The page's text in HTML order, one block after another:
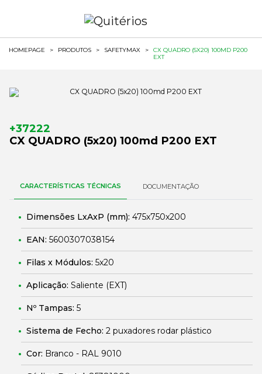
HOMEPAGE > PRODUTOS > SAFETYMAX >
CX QUADRO (5X20) 100MD P200
EXT
+37222
CX QUADRO (5x20) 100md P200 EXT
CARACTERÍSTICAS TÉCNICAS DOCUMENTAÇÃO
Dimensões LxAxP (mm): 475x750x200
EAN: 5600307038154
Filas x Módulos: 5x20
Aplicação: Saliente (EXT)
Nº Tampas: 5
Sistema de Fecho: 2 puxadores rodar plástico
Cor: Branco - RAL 9010